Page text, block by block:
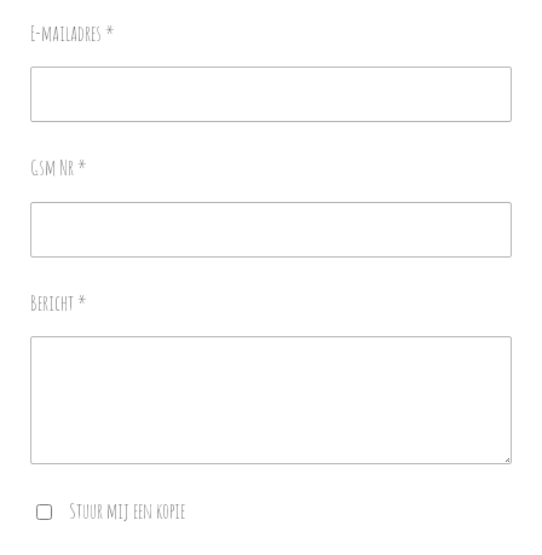
E-mailadres *
Gsm Nr *
Bericht *
Stuur mij een kopie